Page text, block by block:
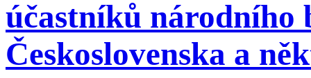
účastníků národního
Československa a